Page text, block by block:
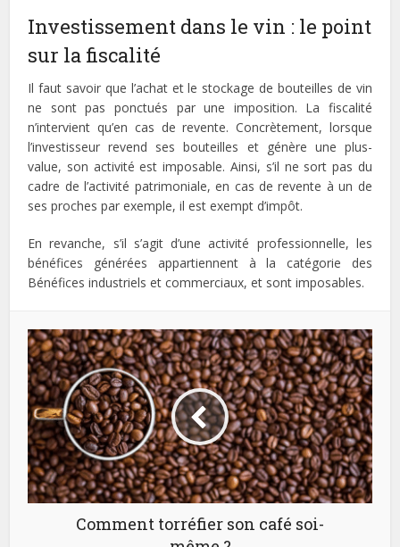
Investissement dans le vin : le point
sur la fiscalité
Il faut savoir que l’achat et le stockage de bouteilles de vin
ne sont pas ponctués par une imposition. La fiscalité
n’intervient qu’en cas de revente. Concrètement, lorsque
l’investisseur revend ses bouteilles et génère une plus-
value, son activité est imposable. Ainsi, s’il ne sort pas du
cadre de l’activité patrimoniale, en cas de revente à un de
ses proches par exemple, il est exempt d’impôt.
En revanche, s’il s’agit d’une activité professionnelle, les
bénéfices générées appartiennent à la catégorie des
Bénéfices industriels et commerciaux, et sont imposables.
Comment torréfier son café soi-